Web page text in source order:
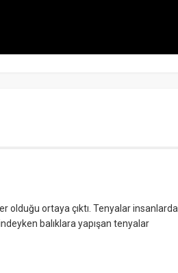
olduğu ortaya çıktı. Tenyalar insanlarda
balıklara yapışan tenyalar